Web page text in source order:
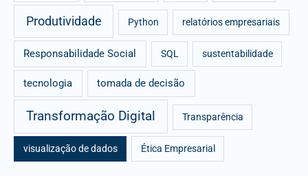
Produtividade Python relatórios empresariais
Responsabilidade Social SQL sustentabilidade
tecnologia tomada de decisão
Transformação Digital Transparência
visualização de dados Ética Empresarial